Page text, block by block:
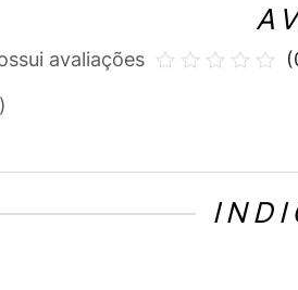
avaliações (